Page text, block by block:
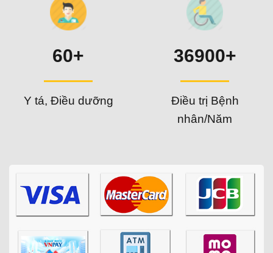
60+
Y tá, Điều dưỡng
36900+
Điều trị Bệnh
nhân/Năm